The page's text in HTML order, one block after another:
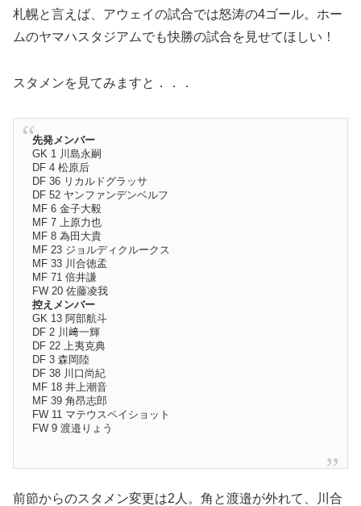
札幌と言えば、アウェイの試合では怒涛の4ゴール。ホー
ムのヤマハスタジアムでも快勝の試合を見せてほしい！
スタメンを見てみますと．．．
先発メンバー
GK 1 川島永嗣
DF 4 松原后
DF 36 リカルドグラッサ
DF 52 ヤンファンデンベルフ
MF 6 金子大毅
MF 7 上原力也
MF 8 為田大貴
MF 23 ジョルディクルークス
MF 33 川合徳孟
MF 71 倍井謙
FW 20 佐藤凌我
控えメンバー
GK 13 阿部航斗
DF 2 川﨑一輝
DF 22 上夷克典
DF 3 森岡陸
DF 38 川口尚紀
MF 18 井上潮音
MF 39 角昂志郎
FW 11 マテウスペイショット
FW 9 渡邉りょう
前節からのスタメン変更は2人。角と渡邉が外れて、川合